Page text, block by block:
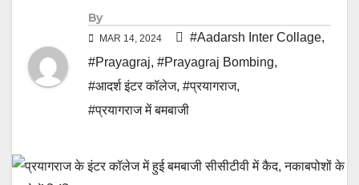
By
MAR 14, 2024 #Aadarsh Inter Collage,
#Prayagraj, #Prayagraj Bombing,
#आदर्श इंटर कॉलेज, #प्रयागराज,
#प्रयागराज में बमबाजी